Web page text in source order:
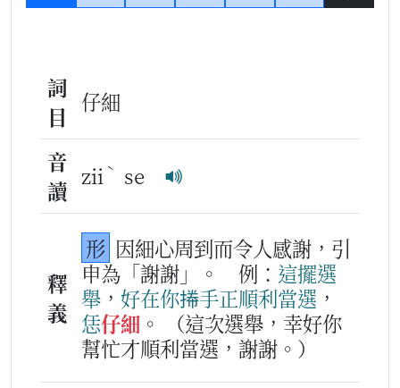
詞
目
仔細
音
讀
zii ˋ se
釋
義
形 因細心周到而令人感謝，引
申為「謝謝」。
例： 這擺選
舉 ， 好在你𢯭手正順利當選 ，
恁仔細 。
（這次選舉，幸好你
幫忙才順利當選，謝謝。）